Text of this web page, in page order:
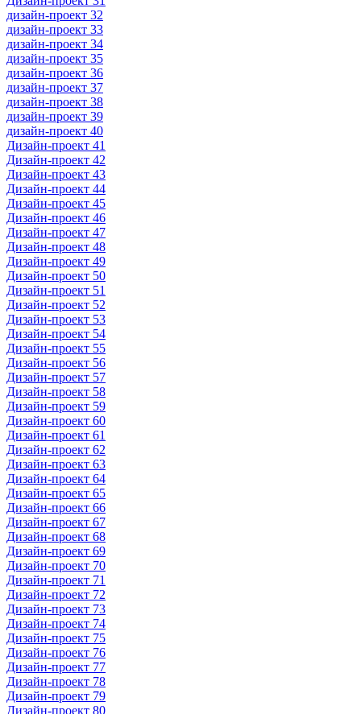
дизайн-проект 32
дизайн-проект 33
дизайн-проект 34
дизайн-проект 35
дизайн-проект 36
дизайн-проект 37
дизайн-проект 38
дизайн-проект 39
дизайн-проект 40
Дизайн-проект 41
Дизайн-проект 42
Дизайн-проект 43
Дизайн-проект 44
Дизайн-проект 45
Дизайн-проект 46
Дизайн-проект 47
Дизайн-проект 48
Дизайн-проект 49
Дизайн-проект 50
Дизайн-проект 51
Дизайн-проект 52
Дизайн-проект 53
Дизайн-проект 54
Дизайн-проект 55
Дизайн-проект 56
Дизайн-проект 57
Дизайн-проект 58
Дизайн-проект 59
Дизайн-проект 60
Дизайн-проект 61
Дизайн-проект 62
Дизайн-проект 63
Дизайн-проект 64
Дизайн-проект 65
Дизайн-проект 66
Дизайн-проект 67
Дизайн-проект 68
Дизайн-проект 69
Дизайн-проект 70
Дизайн-проект 71
Дизайн-проект 72
Дизайн-проект 73
Дизайн-проект 74
Дизайн-проект 75
Дизайн-проект 76
Дизайн-проект 77
Дизайн-проект 78
Дизайн-проект 79
Дизайн-проект 80